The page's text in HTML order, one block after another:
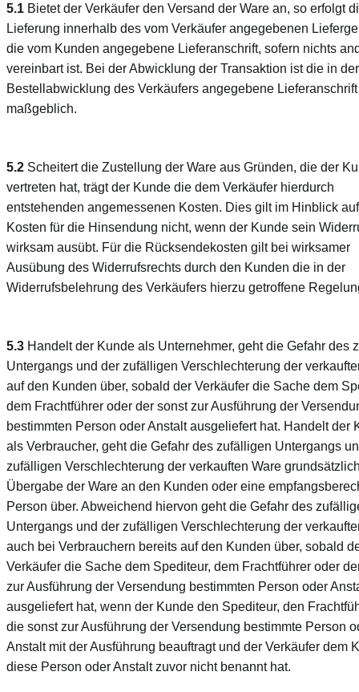
5.1 Bietet der Verkäufer den Versand der Ware an, so erfolgt
Lieferung innerhalb des vom Verkäufer angegebenen
die vom Kunden angegebene Lieferanschrift, sofern nichts
vereinbart ist. Bei der Abwicklung der Transaktion ist die in der
Bestellabwicklung des Verkäufers angegebene Lieferanschrift
maßgeblich.
5.2 Scheitert die Zustellung der Ware aus Gründen, die der
vertreten hat, trägt der Kunde die dem Verkäufer hierdurch
entstehenden angemessenen Kosten. Dies gilt im Hinblick
Kosten für die Hinsendung nicht, wenn der Kunde sein
wirksam ausübt. Für die Rücksendekosten gilt bei wirksamer
Ausübung des Widerrufsrechts durch den Kunden die in der
Widerrufsbelehrung des Verkäufers hierzu getroffene
5.3 Handelt der Kunde als Unternehmer, geht die Gefahr des
Untergangs und der zufälligen Verschlechterung der
auf den Kunden über, sobald der Verkäufer die Sache dem
dem Frachtführer oder der sonst zur Ausführung der
bestimmten Person oder Anstalt ausgeliefert hat. Handelt der
als Verbraucher, geht die Gefahr des zufälligen Untergangs
zufälligen Verschlechterung der verkauften Ware
Übergabe der Ware an den Kunden oder eine
Person über. Abweichend hiervon geht die Gefahr des
Untergangs und der zufälligen Verschlechterung der
auch bei Verbrauchern bereits auf den Kunden über, sobald
Verkäufer die Sache dem Spediteur, dem Frachtführer oder
zur Ausführung der Versendung bestimmten Person oder
ausgeliefert hat, wenn der Kunde den Spediteur, den
die sonst zur Ausführung der Versendung bestimmte Person
Anstalt mit der Ausführung beauftragt und der Verkäufer dem
diese Person oder Anstalt zuvor nicht benannt hat.